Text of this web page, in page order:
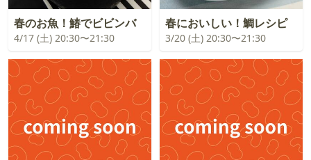
春のお魚！鰆でビビンバ
4/17 (土) 20:30〜21:30
春においしい！鯛レシピ
3/20 (土) 20:30〜21:30